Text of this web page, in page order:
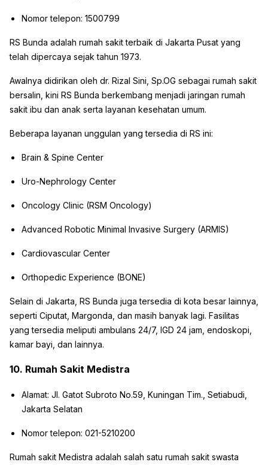
Nomor telepon: 1500799
RS Bunda adalah rumah sakit terbaik di Jakarta Pusat yang
telah dipercaya sejak tahun 1973.
Awalnya didirikan oleh dr. Rizal Sini, Sp.OG sebagai rumah sakit
bersalin, kini RS Bunda berkembang menjadi jaringan rumah
sakit ibu dan anak serta layanan kesehatan umum.
Beberapa layanan unggulan yang tersedia di RS ini:
Brain & Spine Center
Uro-Nephrology Center
Oncology Clinic (RSM Oncology)
Advanced Robotic Minimal Invasive Surgery (ARMIS)
Cardiovascular Center
Orthopedic Experience (BONE)
Selain di Jakarta, RS Bunda juga tersedia di kota besar lainnya,
seperti Ciputat, Margonda, dan masih banyak lagi. Fasilitas
yang tersedia meliputi ambulans 24/7, IGD 24 jam, endoskopi,
kamar bayi, dan lainnya.
10. Rumah Sakit Medistra
Alamat: Jl. Gatot Subroto No.59, Kuningan Tim., Setiabudi,
Jakarta Selatan
Nomor telepon: 021-5210200
Rumah sakit Medistra adalah salah satu rumah sakit swasta